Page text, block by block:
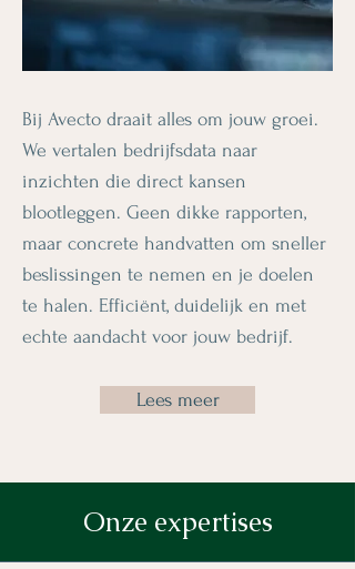
Bij Avecto draait alles om jouw groei.
We vertalen bedrijfsdata naar
inzichten die direct kansen
blootleggen. Geen dikke rapporten,
maar concrete handvatten om sneller
beslissingen te nemen en je doelen
te halen. Efficiënt, duidelijk en met
echte aandacht voor jouw bedrijf.
Lees meer
Onze expertises